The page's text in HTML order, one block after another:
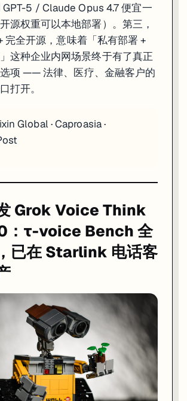
GPT-5 / Claude Opus 4.7 便宜一
源权重可以本地部署）。第三，
完全开源，意味着「私有部署 +
这种企业内网场景终于有了真正
项 —— 法律、医疗、金融客户的
打开。
Global·Caproasia·
Grok Voice Think
：τ-voice Bench 全
已在 Starlink 电话客